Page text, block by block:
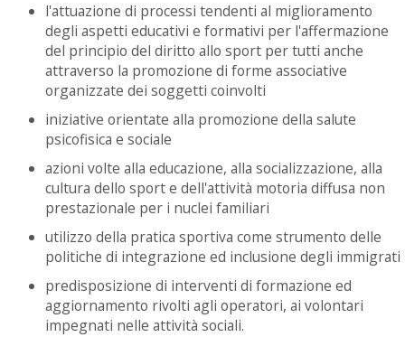
l'attuazione di processi tendenti al miglioramento
degli aspetti educativi e formativi per l'affermazione
del principio del diritto allo sport per tutti anche
attraverso la promozione di forme associative
organizzate dei soggetti coinvolti
iniziative orientate alla promozione della salute
psicofisica e sociale
azioni volte alla educazione, alla socializzazione, alla
cultura dello sport e dell'attività motoria diffusa non
prestazionale per i nuclei familiari
utilizzo della pratica sportiva come strumento delle
politiche di integrazione ed inclusione degli immigrati
predisposizione di interventi di formazione ed
aggiornamento rivolti agli operatori, ai volontari
impegnati nelle attività sociali.